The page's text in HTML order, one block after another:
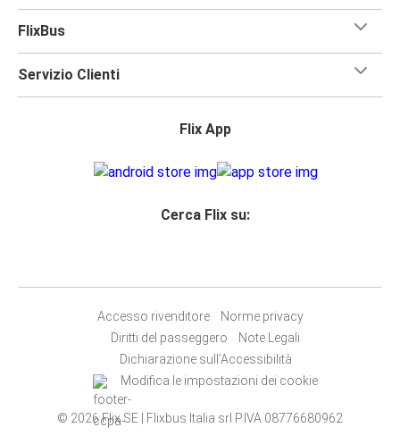
FlixBus
Servizio Clienti
Flix App
Cerca Flix su:
Accesso rivenditore
Norme privacy
Diritti del passeggero
Note Legali
Dichiarazione sull’Accessibilità
Modifica le impostazioni dei cookie
© 2026 Flix SE | Flixbus Italia srl P.IVA 08776680962